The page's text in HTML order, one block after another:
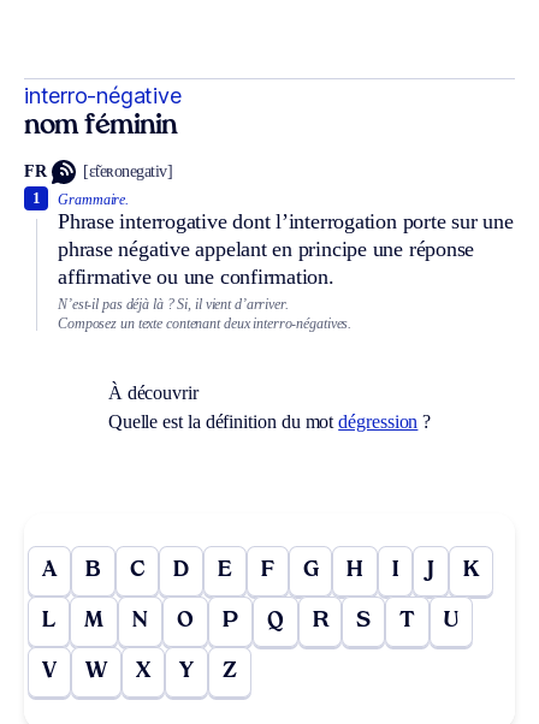
interro-négative
nom féminin
FR [ɛ̃teʀonegativ]
Grammaire.
Phrase interrogative dont l’interrogation porte sur une
phrase négative appelant en principe une réponse
affirmative ou une confirmation.
1
N’est-il pas déjà là ? Si, il vient d’arriver.
Composez un texte contenant deux interro-négatives.
À découvrir
Quelle est la définition du motdégression ?
A B C D E F G H I J K
L M N O P Q R S T U
V W X Y Z